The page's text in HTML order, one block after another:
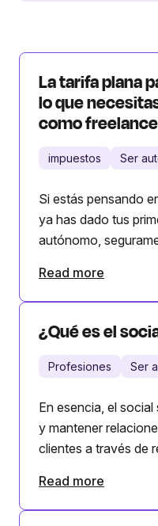
La tarifa plana
lo que
como freelance
impuestos Ser
Si estás pensando
ya has dado tus
autónomo,
Read more
¿Qué es el
Profesiones Ser
En esencia, el
y mantener
clientes a través de
Read more